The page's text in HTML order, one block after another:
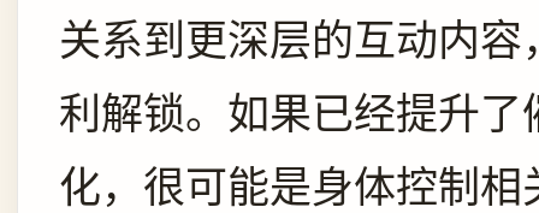
关系到更深层的互动内
利解锁。如果已经提升
化，很可能是身体控制